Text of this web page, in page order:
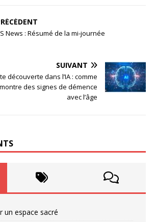
News : Résumé de la mi-journée
SUIVANT
découverte dans l’IA : comme
des signes de démence
avec l’âge
un espace sacré